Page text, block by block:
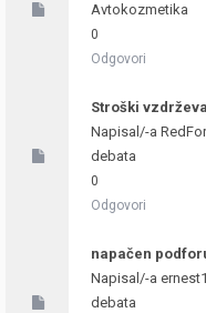
Avtokozmetika
0
Odgovori
Stroški
Napisal/-a
debata
0
Odgovori
napačen
Napisal/-a
debata